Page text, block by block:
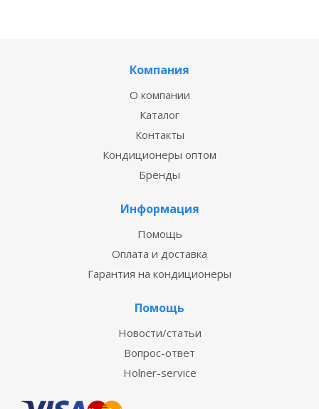
Компания
О компании
Каталог
Контакты
Кондиционеры оптом
Бренды
Информация
Помощь
Оплата и доставка
Гарантия на кондиционеры
Помощь
Новости/статьи
Вопрос-ответ
Holner-service